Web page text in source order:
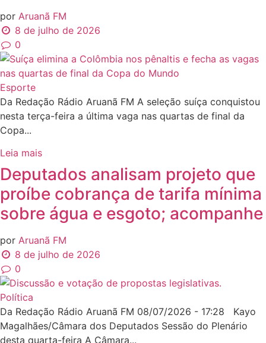
por Aruanã FM
8 de julho de 2026
0
Esporte
Da Redação Rádio Aruanã FM A seleção suíça conquistou
nesta terça-feira a última vaga nas quartas de final da
Copa...
Leia mais
Deputados analisam projeto que
proíbe cobrança de tarifa mínima
sobre água e esgoto; acompanhe
por Aruanã FM
8 de julho de 2026
0
Política
Da Redação Rádio Aruanã FM 08/07/2026 - 17:28 Kayo
Magalhães/Câmara dos Deputados Sessão do Plenário
desta quarta-feira A Câmara...